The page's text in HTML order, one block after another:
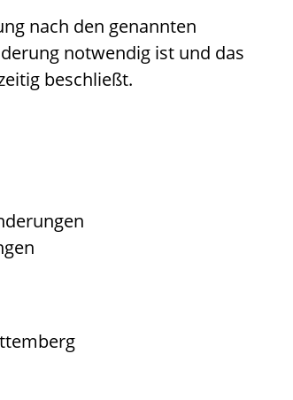
nach den genannten
notwendig ist und das
beschließt.